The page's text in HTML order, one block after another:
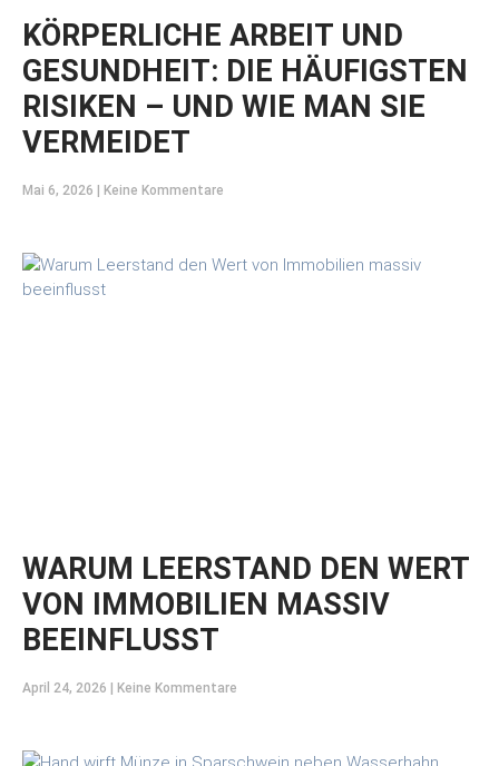
KÖRPERLICHE ARBEIT UND
GESUNDHEIT: DIE HÄUFIGSTEN
RISIKEN – UND WIE MAN SIE
VERMEIDET
Mai 6, 2026 Keine Kommentare
WARUM LEERSTAND DEN WERT
VON IMMOBILIEN MASSIV
BEEINFLUSST
April 24, 2026 Keine Kommentare